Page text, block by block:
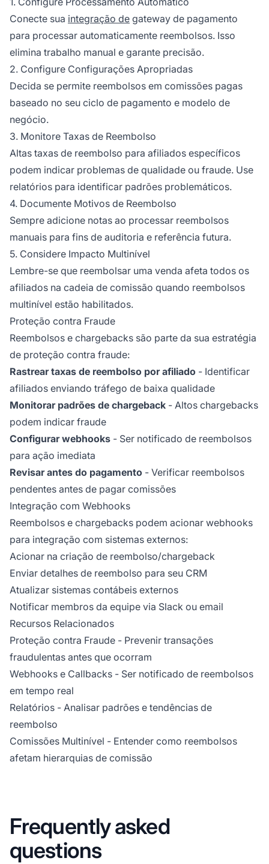
Conecte sua integração de gateway de pagamento
para processar automaticamente reembolsos. Isso
elimina trabalho manual e garante precisão.
2. Configure Configurações Apropriadas
Decida se permite reembolsos em comissões pagas
baseado no seu ciclo de pagamento e modelo de
negócio.
3. Monitore Taxas de Reembolso
Altas taxas de reembolso para afiliados específicos
podem indicar problemas de qualidade ou fraude. Use
relatórios para identificar padrões problemáticos.
4. Documente Motivos de Reembolso
Sempre adicione notas ao processar reembolsos
manuais para fins de auditoria e referência futura.
5. Considere Impacto Multinível
Lembre-se que reembolsar uma venda afeta todos os
afiliados na cadeia de comissão quando reembolsos
multinível estão habilitados.
Proteção contra Fraude
Reembolsos e chargebacks são parte da sua estratégia
de proteção contra fraude:
Rastrear taxas de reembolso por afiliado - Identificar
afiliados enviando tráfego de baixa qualidade
Monitorar padrões de chargeback - Altos chargebacks
podem indicar fraude
Configurar webhooks - Ser notificado de reembolsos
para ação imediata
Revisar antes do pagamento - Verificar reembolsos
pendentes antes de pagar comissões
Integração com Webhooks
Reembolsos e chargebacks podem acionar webhooks
para integração com sistemas externos:
Acionar na criação de reembolso/chargeback
Enviar detalhes de reembolso para seu CRM
Atualizar sistemas contábeis externos
Notificar membros da equipe via Slack ou email
Recursos Relacionados
Proteção contra Fraude - Prevenir transações
fraudulentas antes que ocorram
Webhooks e Callbacks - Ser notificado de reembolsos
em tempo real
Relatórios - Analisar padrões e tendências de
reembolso
Comissões Multinível - Entender como reembolsos
afetam hierarquias de comissão
Frequently asked
questions